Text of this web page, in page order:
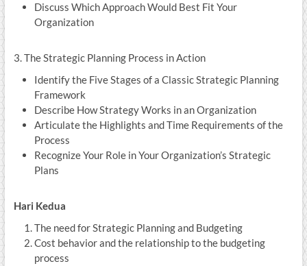
Discuss Which Approach Would Best Fit Your
Organization
3. The Strategic Planning Process in Action
Identify the Five Stages of a Classic Strategic Planning
Framework
Describe How Strategy Works in an Organization
Articulate the Highlights and Time Requirements of the
Process
Recognize Your Role in Your Organization’s Strategic
Plans
Hari Kedua
The need for Strategic Planning and Budgeting
Cost behavior and the relationship to the budgeting
process